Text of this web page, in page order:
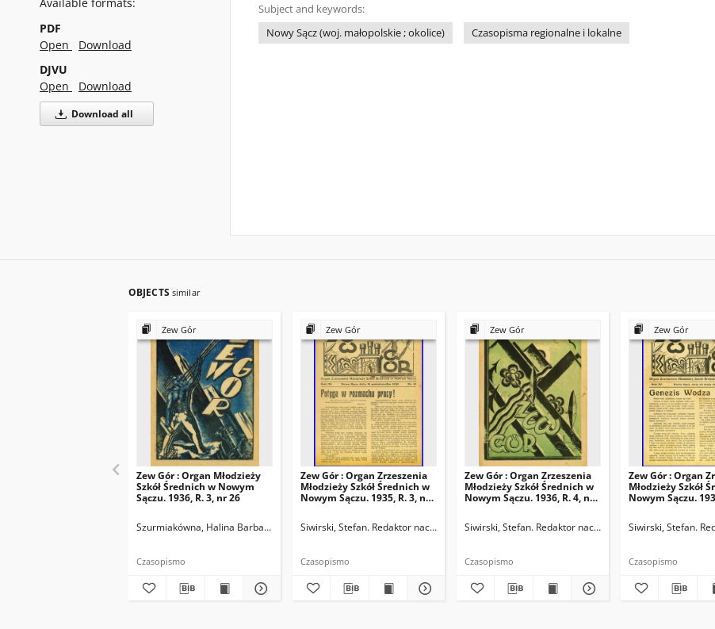
PDF
Open
Download
DJVU
Open
Download
Download all
Subject and keywords:
Nowy Sącz (woj. małopolskie ; okolice)
Czasopisma regionalne i lokalne
OBJECTS similar
Zew Gór
Zew Gór : Organ Młodzieży
Szkół Średnich w Nowym
Sączu. 1936, R. 3, nr 26
Szurmiakówna, Halina Barbara (1920-1945). Redaktor naczelny
Czasopismo
Zew Gór
Zew Gór : Organ Zrzeszenia
Młodzieży Szkół Średnich w
Nowym Sączu. 1935, R. 3, nr
Siwirski, Stefan. Redaktor naczelny
Czasopismo
Zew Gór
Zew Gór : Organ Zrzeszenia
Młodzieży Szkół Średnich w
Nowym Sączu. 1936, R. 4, nr
Siwirski, Stefan. Redaktor naczelny
Czasopismo
Zew Gór
Zew Gór : Organ
Młodzieży Szkół
Nowym Sączu.
Siwirski, Stefan.
Czasopismo